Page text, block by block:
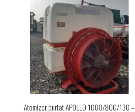
Atomizor purtat APOLLO 1000/800/130 –